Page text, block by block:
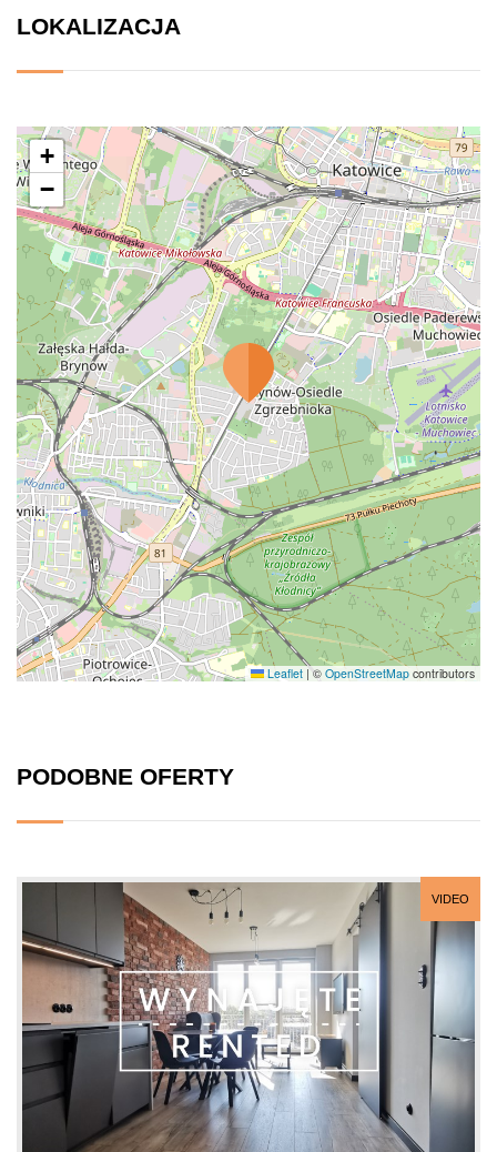
LOKALIZACJA
+
−
Leaflet | © OpenStreetMap contributors
PODOBNE OFERTY
VIDEO